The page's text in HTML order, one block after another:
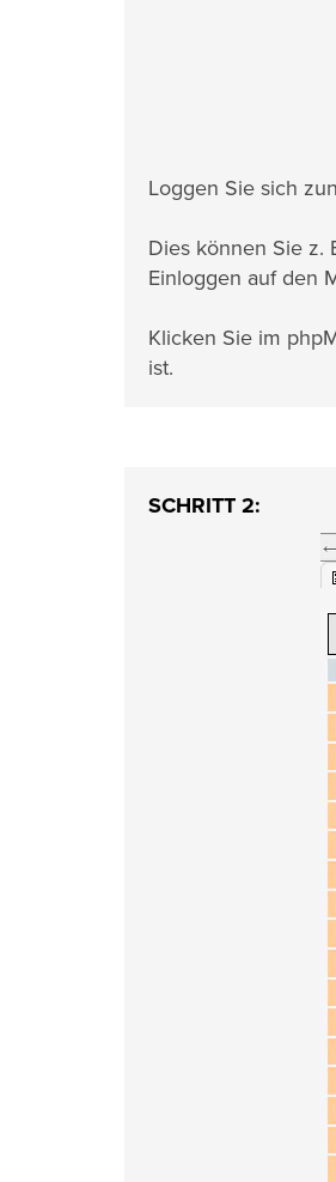
Loggen Sie sich
Dies können Sie z.
Einloggen auf den
Klicken Sie im
ist.
SCHRITT 2: